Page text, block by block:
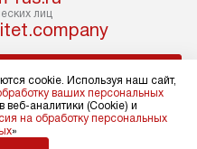
проем,
запуск и
коммуникаций,
материалы,
лиц
cookie. Используя наш сайт,
ваших персональных
аналитики (Cookie) и
на обработку персональных
»